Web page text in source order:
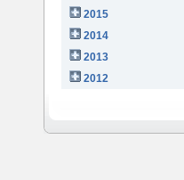
2015
2014
2013
2012